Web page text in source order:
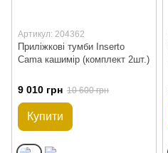
Артикул: 204362
Приліжкові тумби Inserto
Cama кашимір (комплект 2шт.)
9 010 грн 10 600 грн
Купити